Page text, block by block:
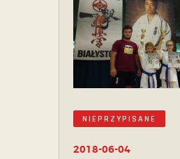
NIEPRZYPISANE
2018-06-04